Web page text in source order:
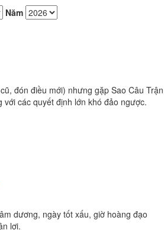
Năm
đón điều mới) nhưng gặp Sao Câu Trận
với các quyết định lớn khó đảo ngược.
dương, ngày tốt xấu, giờ hoàng đạo
lợi.